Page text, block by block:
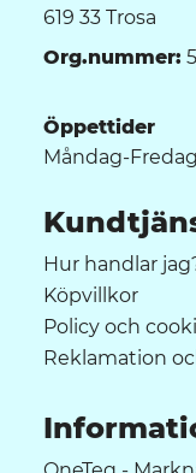
619 33 Trosa
Org.nummer:
Öppettider
Måndag-
Hur handlar
Köpvillkor
Policy och
Reklamation